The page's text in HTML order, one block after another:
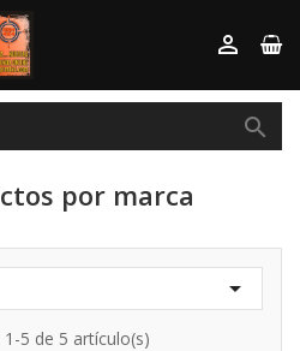


por marca

5 de 5 artículo(s)